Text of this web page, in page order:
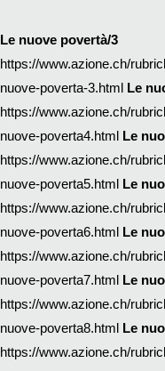
Le nuove povertà/3
https://www.azione.ch/
nuove-poverta-3.html Le
https://www.azione.ch/
nuove-poverta4.html Le
https://www.azione.ch/
nuove-poverta5.html Le
https://www.azione.ch/
nuove-poverta6.html Le
https://www.azione.ch/
nuove-poverta7.html Le
https://www.azione.ch/
nuove-poverta8.html Le
https://www.azione.ch/